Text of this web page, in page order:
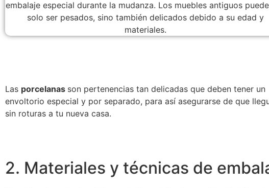
Las porcelanas son pertenencias tan delicadas que deben tener un
envoltorio especial y por separado, para así asegurarse de que
sin roturas a tu nueva casa.
2. Materiales y técnicas de